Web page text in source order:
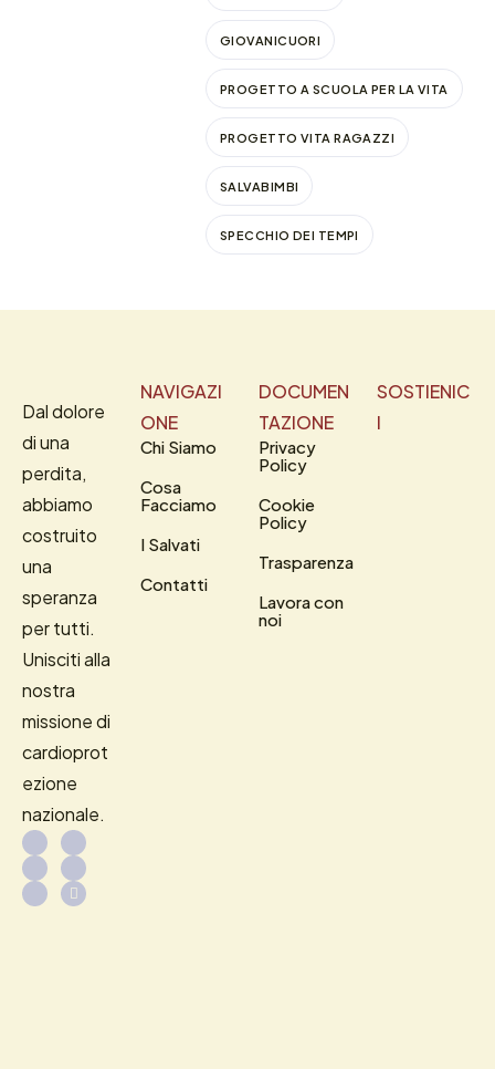
GIOVANICUORI
PROGETTO A SCUOLA PER LA VITA
PROGETTO VITA RAGAZZI
SALVABIMBI
SPECCHIO DEI TEMPI
Dal dolore
di una
perdita,
abbiamo
costruito
una
speranza
per tutti.
Unisciti alla
nostra
missione di
cardioprot
ezione
nazionale.
NAVIGAZI
ONE
Chi Siamo
Cosa
Facciamo
I Salvati
Contatti
DOCUMEN
TAZIONE
Privacy
Policy
Cookie
Policy
Trasparenza
Lavora con
noi
SOSTIENIC
I